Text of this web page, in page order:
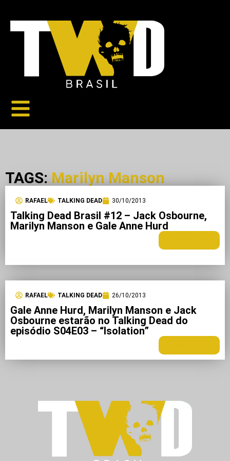
TAGS: Marilyn Manson
RAFAEL TALKING DEAD 30/10/2013
Talking Dead Brasil #12 – Jack Osbourne,
Marilyn Manson e Gale Anne Hurd
RAFAEL TALKING DEAD 26/10/2013
Gale Anne Hurd, Marilyn Manson e Jack
Osbourne estarão no Talking Dead do
episódio S04E03 – “Isolation”